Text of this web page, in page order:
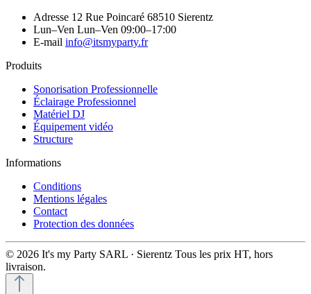
Adresse 12 Rue Poincaré 68510 Sierentz
Lun–Ven Lun–Ven 09:00–17:00
E-mail info@itsmyparty.fr
Produits
Sonorisation Professionnelle
Éclairage Professionnel
Matériel DJ
Équipement vidéo
Structure
Informations
Conditions
Mentions légales
Contact
Protection des données
© 2026 It's my Party SARL · Sierentz Tous les prix HT, hors
livraison.